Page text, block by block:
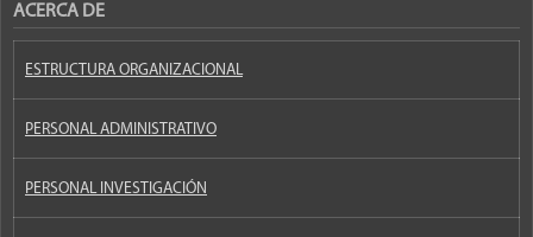
ACERCA DE
ESTRUCTURA ORGANIZACIONAL
PERSONAL ADMINISTRATIVO
PERSONAL INVESTIGACIÓN